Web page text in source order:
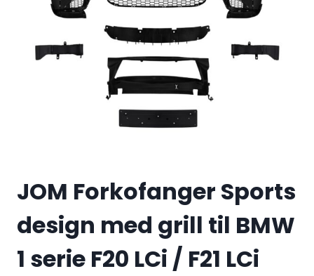
JOM Forkofanger Sports
design med grill til BMW
1 serie F20 LCi / F21 LCi